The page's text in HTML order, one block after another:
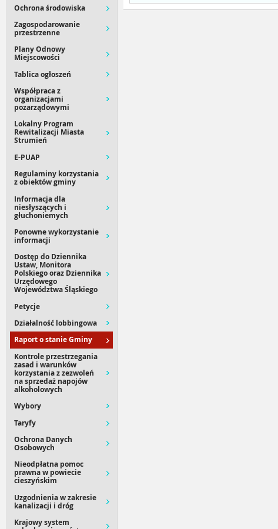
Ochrona środowiska
Zagospodarowanie
przestrzenne
Plany Odnowy
Miejscowości
Tablica ogłoszeń
Współpraca z
organizacjami
pozarządowymi
Lokalny Program
Rewitalizacji Miasta
Strumień
E-PUAP
Regulaminy korzystania
z obiektów gminy
Informacja dla
niesłyszących i
głuchoniemych
Ponowne wykorzystanie
informacji
Dostęp do Dziennika
Ustaw, Monitora
Polskiego oraz Dziennika
Urzędowego
Województwa Śląskiego
Petycje
Działalność lobbingowa
Raport o stanie Gminy
Kontrole przestrzegania
zasad i warunków
korzystania z zezwoleń
na sprzedaż napojów
alkoholowych
Wybory
Taryfy
Ochrona Danych
Osobowych
Nieodpłatna pomoc
prawna w powiecie
cieszyńskim
Uzgodnienia w zakresie
kanalizacji i dróg
Krajowy system